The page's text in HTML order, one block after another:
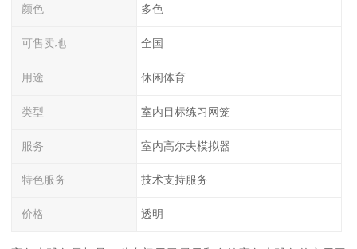
颜色 多色
可售卖地 全国
用途 休闲体育
类型 室内目标练习网笼
服务 室内高尔夫模拟器
特色服务 技术支持服务
价格 透明